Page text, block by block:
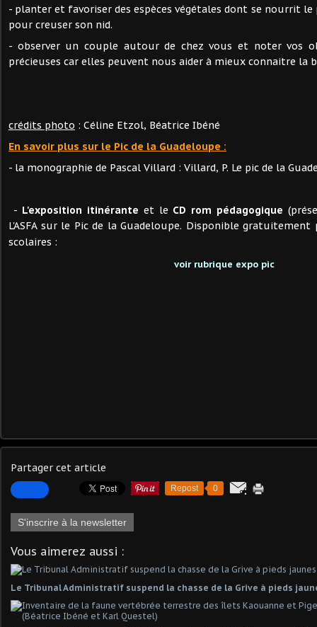
- planter et favoriser des espèces végétales dont se nourrit
pour creuser son nid.
- observer un couple autour de chez vous et noter vos
précieuses car elles peuvent nous aider à mieux connaitre la
crédits photo : Céline Etzol, Béatrice Ibéné
En savoir plus sur le Pic de la Guadeloupe :
- la monographie de Pascal Villard : Villard, P. Le pic de la
- L'exposition itinérante et le CD rom pédagogique
L'ASFA sur le Pic de la Guadeloupe. Disponible
scolaires :
voir rubrique expo pic
Partager cet article
Repost 0
S'inscrire à la newsletter
Vous aimerez aussi :
Le Tribunal Administratif suspend la chasse de la Grive à pieds